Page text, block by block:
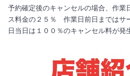
予約確定後のキャンセルの場合、作業
ス料金の２５％ 作業日前日までは
日当日は１００％のキャンセル料